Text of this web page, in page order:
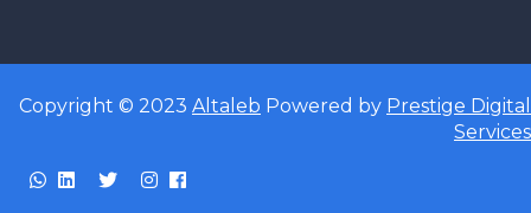
Copyright © 2023 Altaleb Powered by Prestige Digital
Services